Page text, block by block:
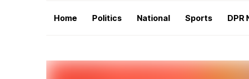
Home Politics National Sports DPR